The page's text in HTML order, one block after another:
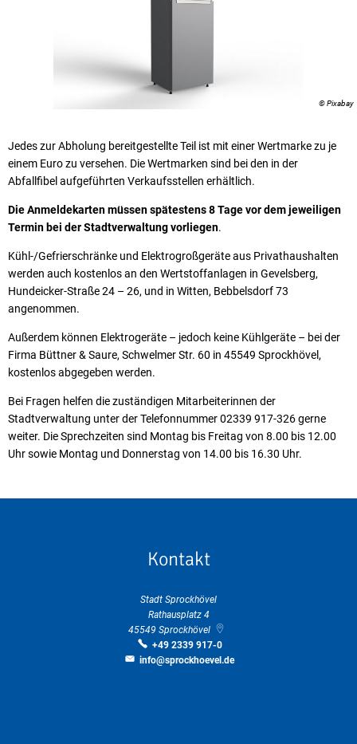
© Pixabay
Jedes zur Abholung bereitgestellte Teil ist mit einer Wertmarke zu je
einem Euro zu versehen. Die Wertmarken sind bei den in der
Abfallfibel aufgeführten Verkaufsstellen erhältlich.
Die Anmeldekarten müssen spätestens 8 Tage vor dem jeweiligen
Termin bei derStadtverwaltung vorliegen.
Kühl-/Gefrierschränke und Elektrogroßgeräte aus Privathaushalten
werden auch kostenlos an den Wertstoffanlagen in Gevelsberg,
Hundeicker-Straße 24 – 26, und in Witten, Bebbelsdorf 73
angenommen.
Außerdem können Elektrogeräte – jedoch keine Kühlgeräte – bei der
Firma Büttner & Saure, Schwelmer Str. 60 in 45549 Sprockhövel,
kostenlos abgegeben werden.
Bei Fragen helfen die zuständigen Mitarbeiterinnen der
Stadtverwaltung unter der Telefonnummer 02339 917-326 gerne
weiter. Die Sprechzeiten sind Montag bis Freitag von 8.00 bis 12.00
Uhr sowie Montag und Donnerstag von 14.00 bis 16.30 Uhr.
Kontakt
Stadt Sprockhövel
Rathausplatz 4
45549 Sprockhövel
+49 2339 917-0
info@sprockhoevel.de